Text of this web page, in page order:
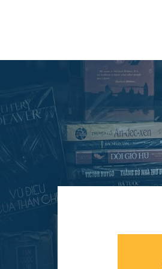
STATE UNIVERSITY